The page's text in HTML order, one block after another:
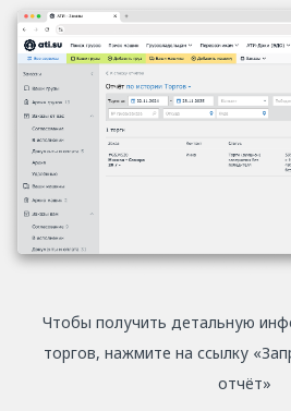
Чтобы получить детальную
торгов, нажмите на ссылку
отчёт»